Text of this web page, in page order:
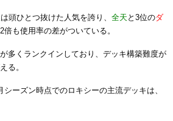
は頭ひとつ抜けた人気を誇り、 全天 と3位のダ
倍も使用率の差がついている。
多くランクインしており、デッキ構築難度が
る。
ーズン時点でのロキシーの主流デッキは、